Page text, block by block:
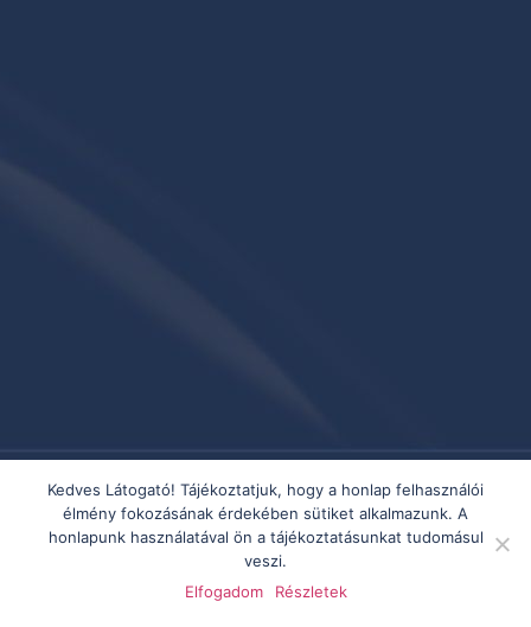
Kedves Látogató! Tájékoztatjuk, hogy a honlap felhasználói
élmény fokozásának érdekében sütiket alkalmazunk. A
honlapunk használatával ön a tájékoztatásunkat tudomásul
veszi.
Elfogadom
Részletek